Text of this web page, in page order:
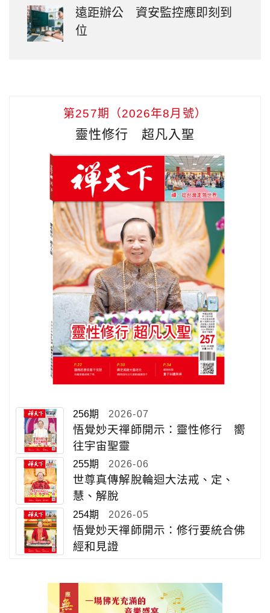
遠距辦公 資安監控應即刻到
位
第257期（2026年8月號）
靈性修行 超凡入聖
256期 2026-07
悟覺妙天禪師開示：靈性修行 嚮
往宇宙聖靈
255期 2026-06
世尊真傳解脫輪迴大法戒、定、
慧、解脫
254期 2026-05
悟覺妙天禪師開示：修行要統合佛
經和見證